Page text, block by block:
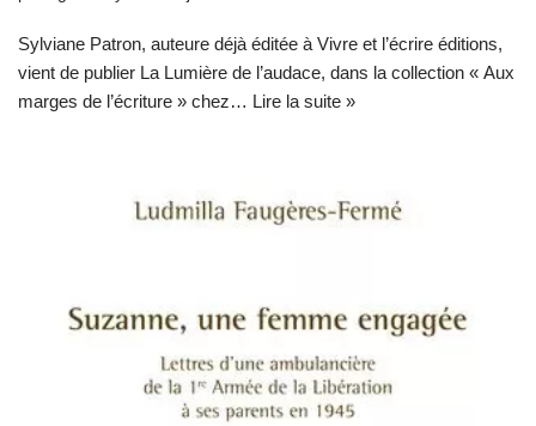
Sylviane Patron, auteure déjà éditée à Vivre et l’écrire éditions,
vient de publier La Lumière de l’audace, dans la collection « Aux
marges de l’écriture » chez… Lire la suite »